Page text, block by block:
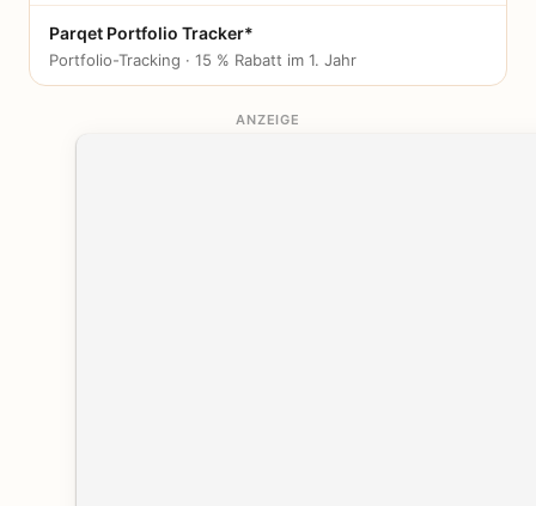
Parqet Portfolio Tracker*
Portfolio-Tracking · 15 % Rabatt im 1. Jahr
ANZEIGE